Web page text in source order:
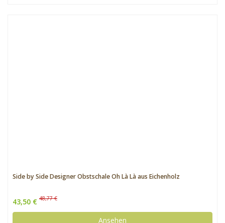
Side by Side Designer Obstschale Oh Là Là aus Eichenholz
43,50 € 48,77 €
Ansehen